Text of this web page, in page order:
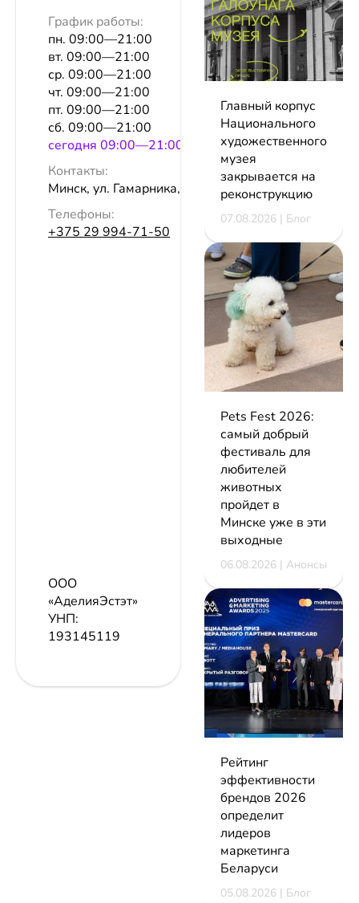
График работы:
пн. 09:00—21:00
вт. 09:00—21:00
ср. 09:00—21:00
чт. 09:00—21:00
пт. 09:00—21:00
сб. 09:00—21:00
сeгодня 09:00—21:00
Контакты:
Минск, ул. Гамарника, 30, пом. 276
Телефоны:
+375 29 994-71-50
ООО
«АделияЭстэт»
УНП:
193145119
Главный корпус
Национального
художественного
музея
закрывается на
реконструкцию
07.08.2026 | Блог
Pets Fest 2026:
самый добрый
фестиваль для
любителей
животных
пройдет в
Минске уже в эти
выходные
06.08.2026 | Анонсы
Рейтинг
эффективности
брендов 2026
определит
лидеров
маркетинга
Беларуси
05.08.2026 | Блог